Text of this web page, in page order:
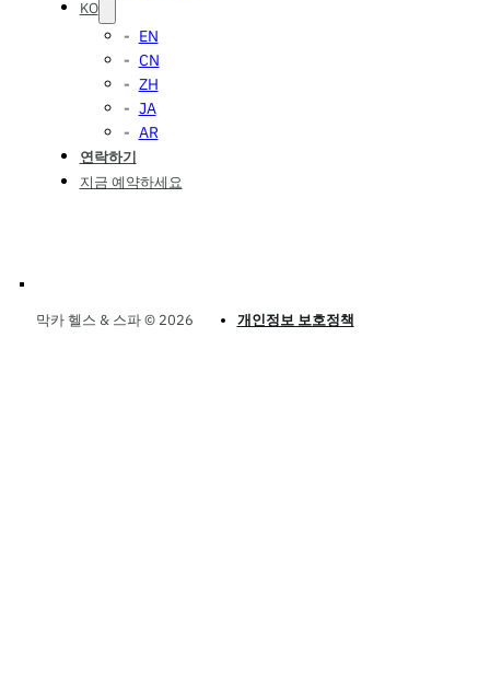
KO
EN
CN
ZH
JA
AR
연락하기
지금 예약하세요
막카 헬스 & 스파 © 2026 개인정보 보호정책